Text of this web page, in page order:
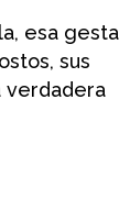
esa gesta
sus
verdadera